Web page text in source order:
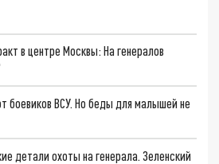
в центре Москвы: На генералов
боевиков ВСУ. Но беды для малышей не
детали охоты на генерала. Зеленский